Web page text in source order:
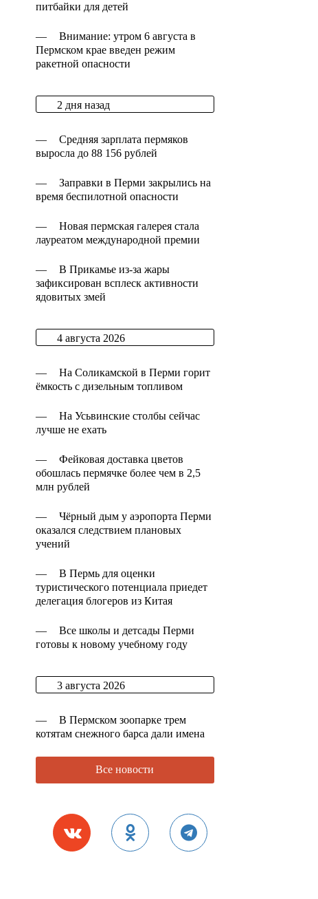
питбайки для детей
—
Внимание: утром 6 августа в
Пермском крае введен режим
ракетной опасности
2 дня назад
—
Средняя зарплата пермяков
выросла до 88 156 рублей
—
Заправки в Перми закрылись на
время беспилотной опасности
—
Новая пермская галерея стала
лауреатом международной премии
—
В Прикамье из-за жары
зафиксирован всплеск активности
ядовитых змей
4 августа 2026
—
На Соликамской в Перми горит
ёмкость с дизельным топливом
—
На Усьвинские столбы сейчас
лучше не ехать
—
Фейковая доставка цветов
обошлась пермячке более чем в 2,5
млн рублей
—
Чёрный дым у аэропорта Перми
оказался следствием плановых
учений
—
В Пермь для оценки
туристического потенциала приедет
делегация блогеров из Китая
—
Все школы и детсады Перми
готовы к новому учебному году
3 августа 2026
—
В Пермском зоопарке трем
котятам снежного барса дали имена
Все новости